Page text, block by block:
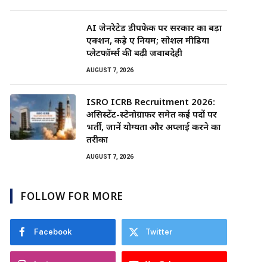
AI जेनरेटेड डीपफेक पर सरकार का बड़ा
एक्शन, कड़े हुए नियम; सोशल मीडिया
प्लेटफॉर्म्स की बढ़ी जवाबदेही
AUGUST 7, 2026
ISRO ICRB Recruitment 2026:
असिस्टेंट-स्टेनोग्राफर समेत कई पदों पर
भर्ती, जानें योग्यता और अप्लाई करने का
तरीका
AUGUST 7, 2026
FOLLOW FOR MORE
Facebook Twitter